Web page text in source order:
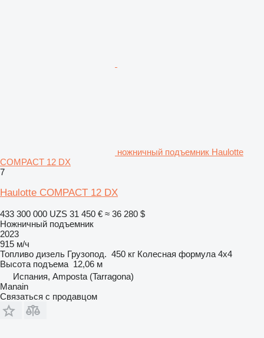
ножничный подъемник Haulotte
COMPACT 12 DX
7
Haulotte COMPACT 12 DX
433 300 000 UZS 31 450 € ≈ 36 280 $
Ножничный подъемник
2023
915 м/ч
Топливо дизель Грузопод. 450 кг Колесная формула 4x4
Высота подъема 12,06 м
Испания, Amposta (Tarragona)
Manain
Связаться с продавцом